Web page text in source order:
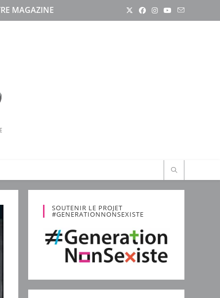
MAGAZINE
SOUTENIR LE PROJET
#GENERATIONNONSEXISTE